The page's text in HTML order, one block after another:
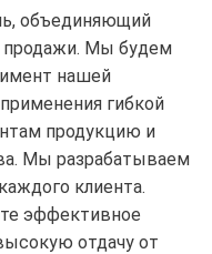
объединяющий
продажи. Мы будем
нашей
гибкой
продукцию и
Мы разрабатываем
клиента.
эффективное
отдачу от